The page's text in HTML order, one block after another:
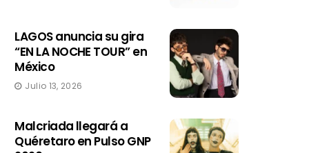
LAGOS anuncia su gira
“EN LA NOCHE TOUR” en
México
Julio 13, 2026
Malcriada llegará a
Quéretaro en Pulso GNP